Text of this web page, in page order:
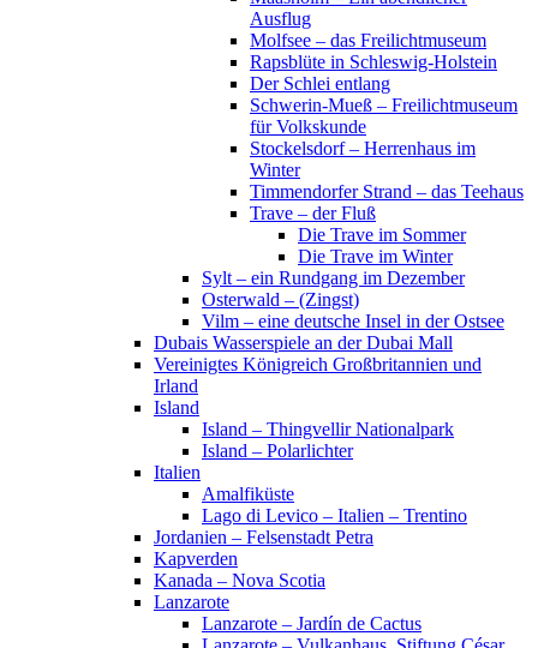
Ausflug
Molfsee – das Freilichtmuseum
Rapsblüte in Schleswig-Holstein
Der Schlei entlang
Schwerin-Mueß – Freilichtmuseum
für Volkskunde
Stockelsdorf – Herrenhaus im
Winter
Timmendorfer Strand – das Teehaus
Trave – der Fluß
Die Trave im Sommer
Die Trave im Winter
Sylt – ein Rundgang im Dezember
Osterwald – (Zingst)
Vilm – eine deutsche Insel in der Ostsee
Dubais Wasserspiele an der Dubai Mall
Vereinigtes Königreich Großbritannien und
Irland
Island
Island – Thingvellir Nationalpark
Island – Polarlichter
Italien
Amalfiküste
Lago di Levico – Italien – Trentino
Jordanien – Felsenstadt Petra
Kapverden
Kanada – Nova Scotia
Lanzarote
Lanzarote – Jardín de Cactus